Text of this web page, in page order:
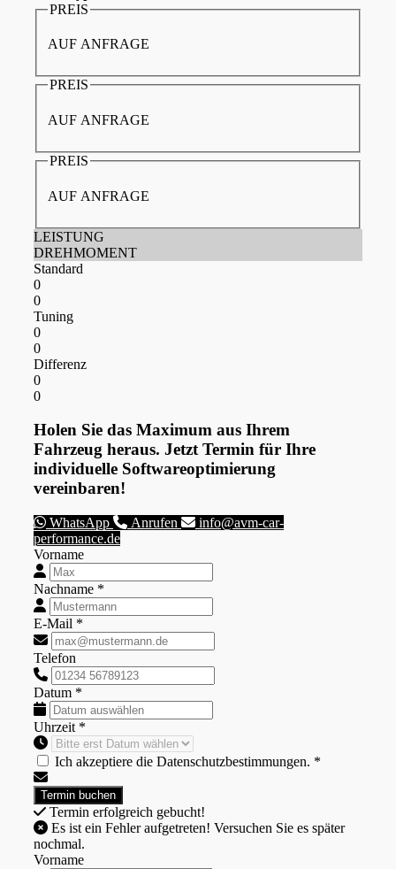
PREIS
AUF ANFRAGE
PREIS
AUF ANFRAGE
PREIS
AUF ANFRAGE
LEISTUNG
DREHMOMENT
Standard
0
0
Tuning
0
0
Differenz
0
0
Holen Sie das Maximum aus Ihrem
Fahrzeug heraus. Jetzt Termin für Ihre
individuelle Softwareoptimierung
vereinbaren!
WhatsApp Anrufen
info@avm-car-
performance.de
Vorname
Nachname *
E-Mail *
Telefon
Datum *
Uhrzeit *
Ich akzeptiere die Datenschutzbestimmungen. *
Termin erfolgreich gebucht!
nochmal.
Vorname